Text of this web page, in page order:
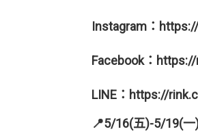
Instagram：
Facebook：
LINE：https://
📍5/16(五)-5/19(